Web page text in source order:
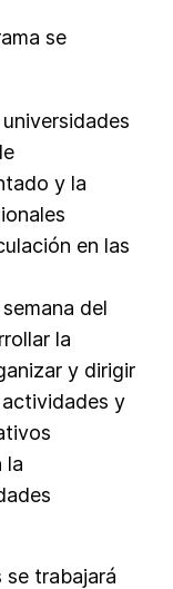
se
y la
en las
del
la
y dirigir
y
la
se trabajará